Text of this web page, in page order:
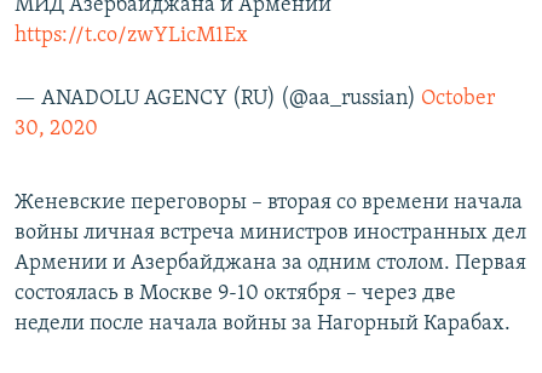
МИД Азербайджана и Армении
https://t.co/zwYLicM1Ex
— ANADOLU AGENCY (RU) (@aa_russian) October
30, 2020
Женевские переговоры – вторая со времени начала
войны личная встреча министров иностранных дел
Армении и Азербайджана за одним столом. Первая
состоялась в Москве 9-10 октября – через две
недели после начала войны за Нагорный Карабах.